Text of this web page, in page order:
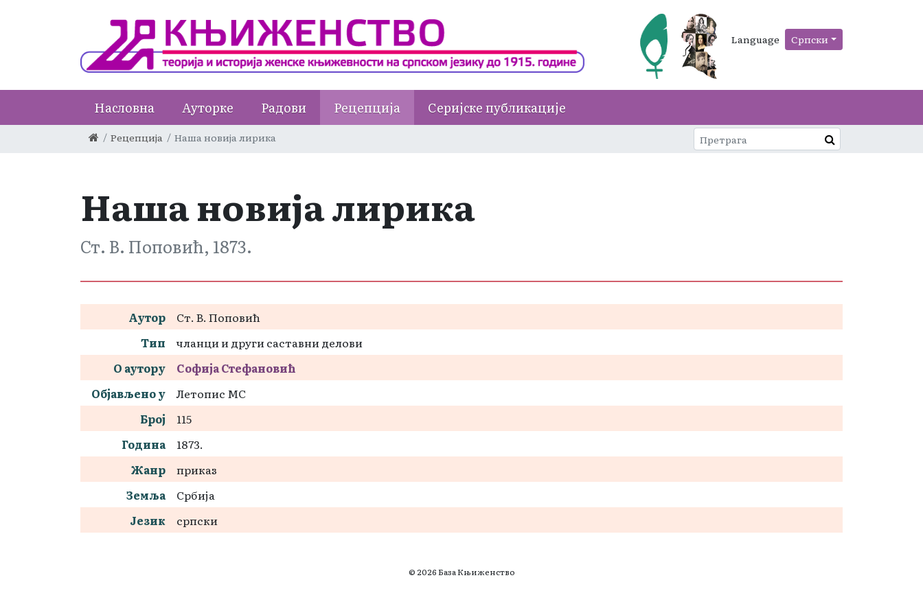
Language Српски
Насловна Ауторке Радови Рецепција Серијске публикације
Рецепција Наша новија лирика
Наша новија лирика
Ст. В. Поповић, 1873.
Аутор
Ст. В. Поповић
Тип
чланци и други саставни делови
О аутору
Софија Стефановић
Објављено у
Летопис МС
Број
115
Година
1873.
Жанр
приказ
Земља
Србија
Језик
српски
© 2026 База Књиженство